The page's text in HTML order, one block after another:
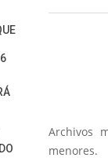
Archivos
menores.